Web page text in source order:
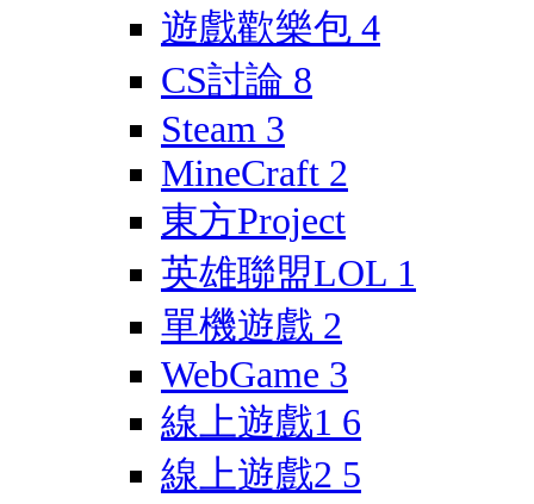
遊戲歡樂包 4
CS討論 8
Steam 3
MineCraft 2
東方Project
英雄聯盟LOL 1
單機遊戲 2
WebGame 3
線上遊戲1 6
線上遊戲2 5